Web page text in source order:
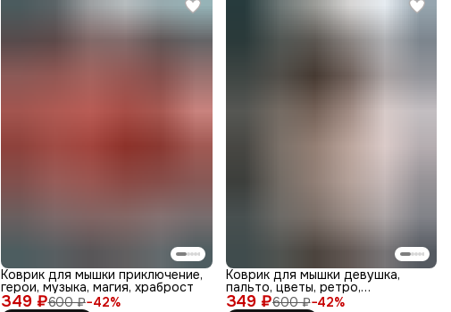
349 ₽600 ₽−42%
Коврик для мышки приключение,
герои, музыка, магия, храброст
349 ₽600 ₽−42%
Коврик для мышки девушка,
пальто, цветы, ретро,
автомобиль,